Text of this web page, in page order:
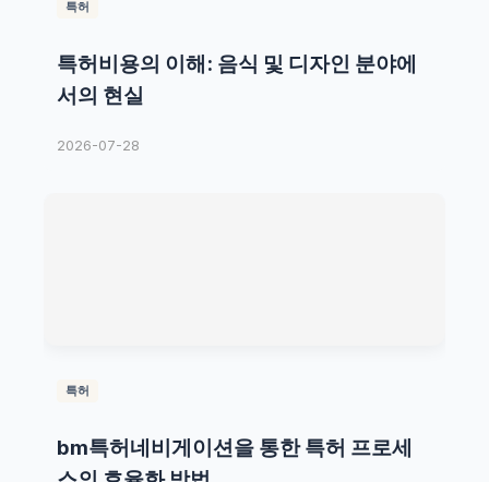
특허
특허비용의 이해: 음식 및 디자인 분야에
서의 현실
2026-07-28
특허
bm특허네비게이션을 통한 특허 프로세